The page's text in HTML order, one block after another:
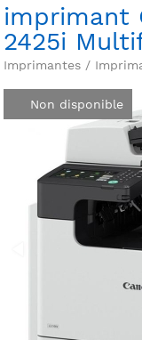
imprimant
2425i
Imprimantes /
Non disponible